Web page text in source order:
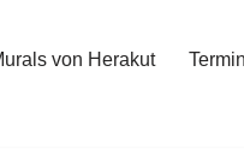
von Herakut